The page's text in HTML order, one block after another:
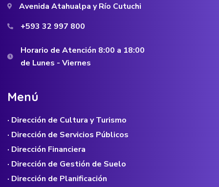
Avenida Atahualpa y Río Cutuchi
+593 32 997 800
Horario de Atención 8:00 a 18:00
de Lunes - Viernes
Menú
· Dirección de Cultura y Turismo
· Dirección de Servicios Públicos
· Dirección Financiera
· Dirección de Gestión de Suelo
· Dirección de Planificación